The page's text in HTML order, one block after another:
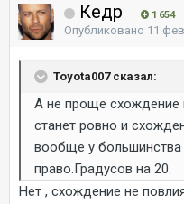
Кедр 1 654
Опубликовано 11
Toyota007 сказал:
А не проще схождение
станет ровно и
вообще у большинства
право.Градусов на 20.
Нет , схождение не